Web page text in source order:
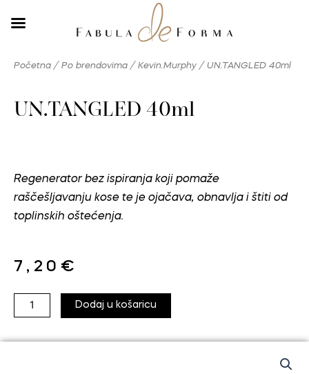
Početna / Po brendovima / Kevin.Murphy / UN.TANGLED 40ml
UN.TANGLED 40ml
Regenerator bez ispiranja koji pomaže
raščešljavanju kose te je ojačava, obnavlja i štiti od
toplinskih oštećenja.
7,20 €
UN.TANGLED
40ml
Dodaj u košaricu